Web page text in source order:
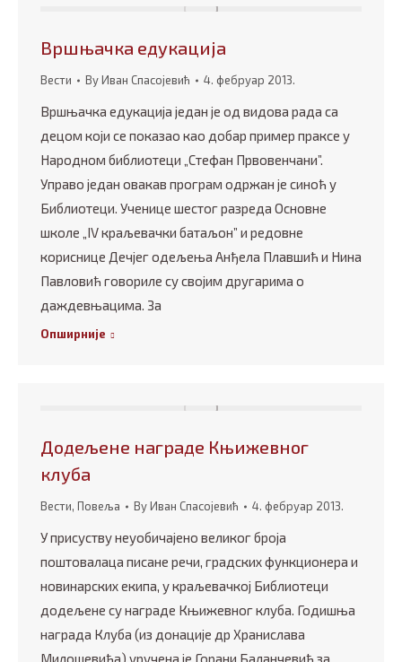
Вршњачка едукација
Вести ByИван Спасојевић 4. фебруар 2013.
Вршњачка едукација један је од видова рада са
децом који се показао као добар пример праксе у
Народном библиотеци „Стефан Првовенчани”.
Управо један овакав програм одржан је синоћ у
Библиотеци. Ученице шестог разреда Основне
школе „IV краљевачки батаљон” и редовне
кориснице Дечјег одељења Анђела Плавшић и Нина
Павловић говориле су својим другарима о
даждевњацима. За
Опширније
Додељене награде Књижевног
клуба
Вести, Повеља ByИван Спасојевић 4. фебруар 2013.
У присуству неуобичајено великог броја
поштовалаца писане речи, градских функционера и
новинарских екипа, у краљевачкој Библиотеци
додељене су награде Књижевног клуба. Годишња
награда Клуба (из донације др Хранислава
Милошевића) уручена је Горани Баланчевић за